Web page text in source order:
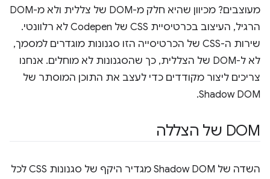
מעוצבים? מכיוון שהיא חלק מ-DOM של צללית ולא מ-DOM
הרגיל, העיצוב בכרטיסיית CSS של Codepen לא רלוונטי.
שירות ה-CSS של הכרטיסייה הזו סגנונות מוגדרים למסמך,
לא ל-DOM של הצללית, כך שהסגנונות לא מוחלים. אנחנו
צריכים ליצור מקודדים כדי לעצב את התוכן המוסתר של
Shadow DOM.
DOM של הצללה
השדה של Shadow DOM מגדיר היקף של סגנונות CSS לכל